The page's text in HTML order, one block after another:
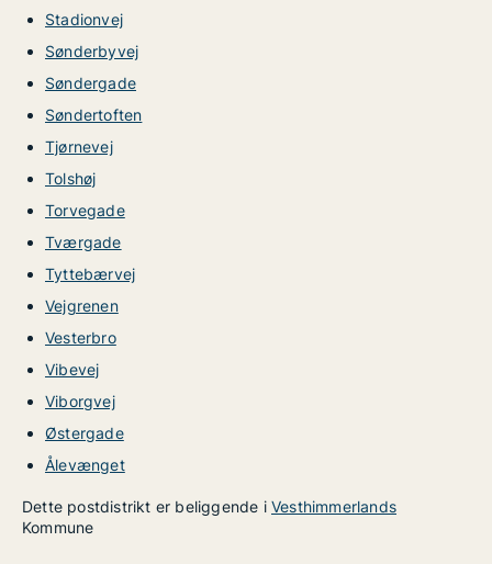
Stadionvej
Sønderbyvej
Søndergade
Søndertoften
Tjørnevej
Tolshøj
Torvegade
Tværgade
Tyttebærvej
Vejgrenen
Vesterbro
Vibevej
Viborgvej
Østergade
Ålevænget
Dette postdistrikt er beliggende i Vesthimmerlands
Kommune